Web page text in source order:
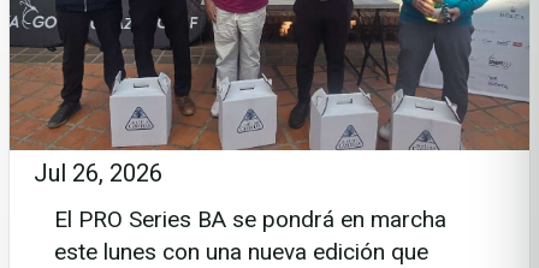
Jul 26, 2026
El PRO Series BA se pondrá en marcha
este lunes con una nueva edición que